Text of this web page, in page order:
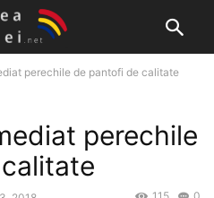
perechile de pantofi de calitate
perechile